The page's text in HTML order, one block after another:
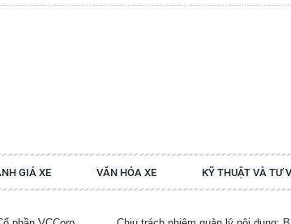
GIÁ XE VĂN HÓA XE KỸ THUẬT VÀ TƯ